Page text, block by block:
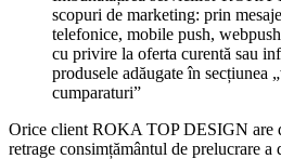
scopuri de marketing: prin
telefonice, mobile push,
cu privire la oferta curentă sau
produsele adăugate în secțiunea
cumparaturi”
Orice client ROKA TOP DESIGN are
retrage consimțământul de prelucrare a